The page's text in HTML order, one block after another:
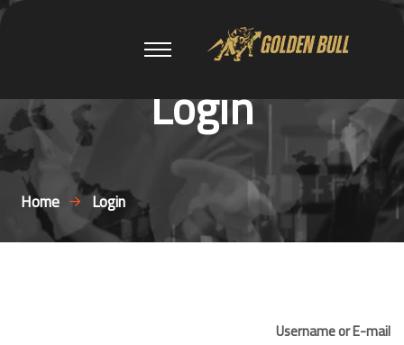
Login
Home Login
Username or E-mail